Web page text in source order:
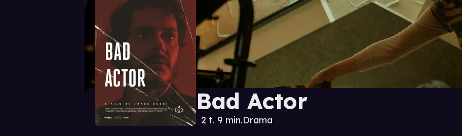
Bad Actor
2 t. 9 min.Drama